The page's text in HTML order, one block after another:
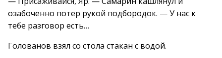
озабоченно потер рукой подбородок. — У нас к
тебе разговор есть…
Голованов взял со стола стакан с водой.